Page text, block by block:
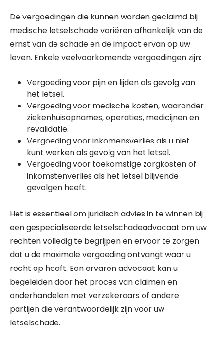
De vergoedingen die kunnen worden geclaimd bij
medische letselschade variëren afhankelijk van de
ernst van de schade en de impact ervan op uw
leven. Enkele veelvoorkomende vergoedingen zijn:
Vergoeding voor pijn en lijden als gevolg van
het letsel.
Vergoeding voor medische kosten, waaronder
ziekenhuisopnames, operaties, medicijnen en
revalidatie.
Vergoeding voor inkomensverlies als u niet
kunt werken als gevolg van het letsel.
Vergoeding voor toekomstige zorgkosten of
inkomstenverlies als het letsel blijvende
gevolgen heeft.
Het is essentieel om juridisch advies in te winnen bij
een gespecialiseerde letselschadeadvocaat om uw
rechten volledig te begrijpen en ervoor te zorgen
dat u de maximale vergoeding ontvangt waar u
recht op heeft. Een ervaren advocaat kan u
begeleiden door het proces van claimen en
onderhandelen met verzekeraars of andere
partijen die verantwoordelijk zijn voor uw
letselschade.